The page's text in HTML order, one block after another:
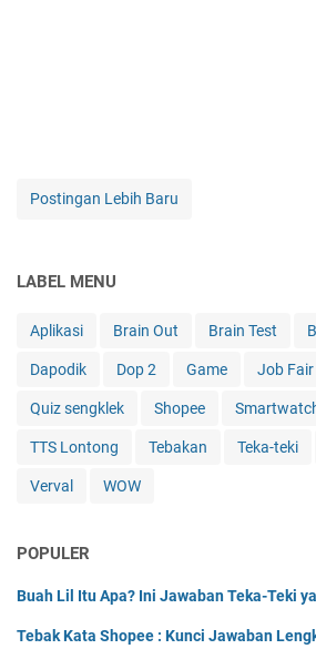
Postingan Lebih Baru
LABEL MENU
Aplikasi Brain Out Brain Test
Dapodik Dop 2 Game Job Fair
Quiz sengklek Shopee
TTS Lontong Tebakan Teka-teki
Verval WOW
POPULER
Buah Lil Itu Apa? Ini Jawaban Teka-Teki
Tebak Kata Shopee : Kunci Jawaban